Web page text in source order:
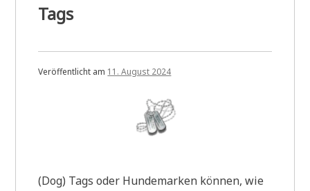
Tags
Veröffentlicht am 11. August 2024
(Dog) Tags oder Hundemarken können, wie